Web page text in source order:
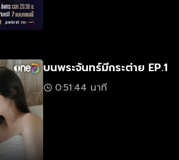
บนพระจันทร์มีกระต่าย EP.1
0:51:44 นาที